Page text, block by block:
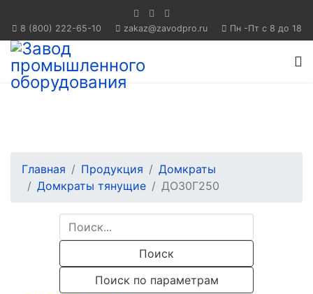
8 (800) 222-65-10 Пн -Пт с 8 до 18
Главная Продукция
Домкраты
Домкраты тянущие
ДО30Г250
Поиск
Поиск по параметрам